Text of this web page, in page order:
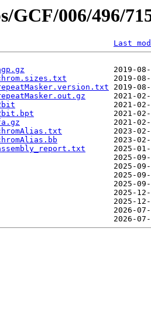
GCF/006/496/
Last
2019-
2019-
2019-
2021-
2021-
2021-
2021-
2023-
2023-
2025-
2025-
2025-
2025-
2025-
2025-
2025-
2026-